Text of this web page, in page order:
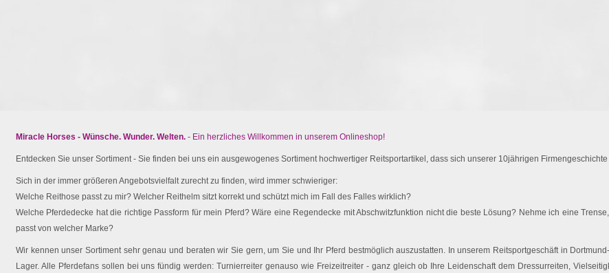
Miracle Horses - Wünsche. Wunder. Welten. - Ein herzliches Willkommen in unserem Onlineshop!
Entdecken Sie unser Sortiment - Sie finden bei uns ein ausgewogenes Sortiment hochwertiger Reitsportartikel, dass sich unserer 10jährigen
Sich in der immer größeren Angebotsvielfalt zurecht zu finden, wird immer schwieriger:
Welche Reithose passt zu mir? Welcher Reithelm sitzt korrekt und schützt mich im Fall des Falles wirklich?
Welche Pferdedecke hat die richtige Passform für mein Pferd? Wäre eine Regendecke mit Abschwitzfunktion nicht die beste Lösung? Nehme ich eine
passt von welcher Marke?
Wir kennen unser Sortiment sehr genau und beraten wir Sie gern, um Sie und Ihr Pferd bestmöglich auszustatten. In unserem Reitsportgeschäft in
Lager. Alle Pferdefans sollen bei uns fündig werden: Turnierreiter genauso wie Freizeitreiter - ganz gleich ob Ihre Leidenschaft dem Dressurreiten,